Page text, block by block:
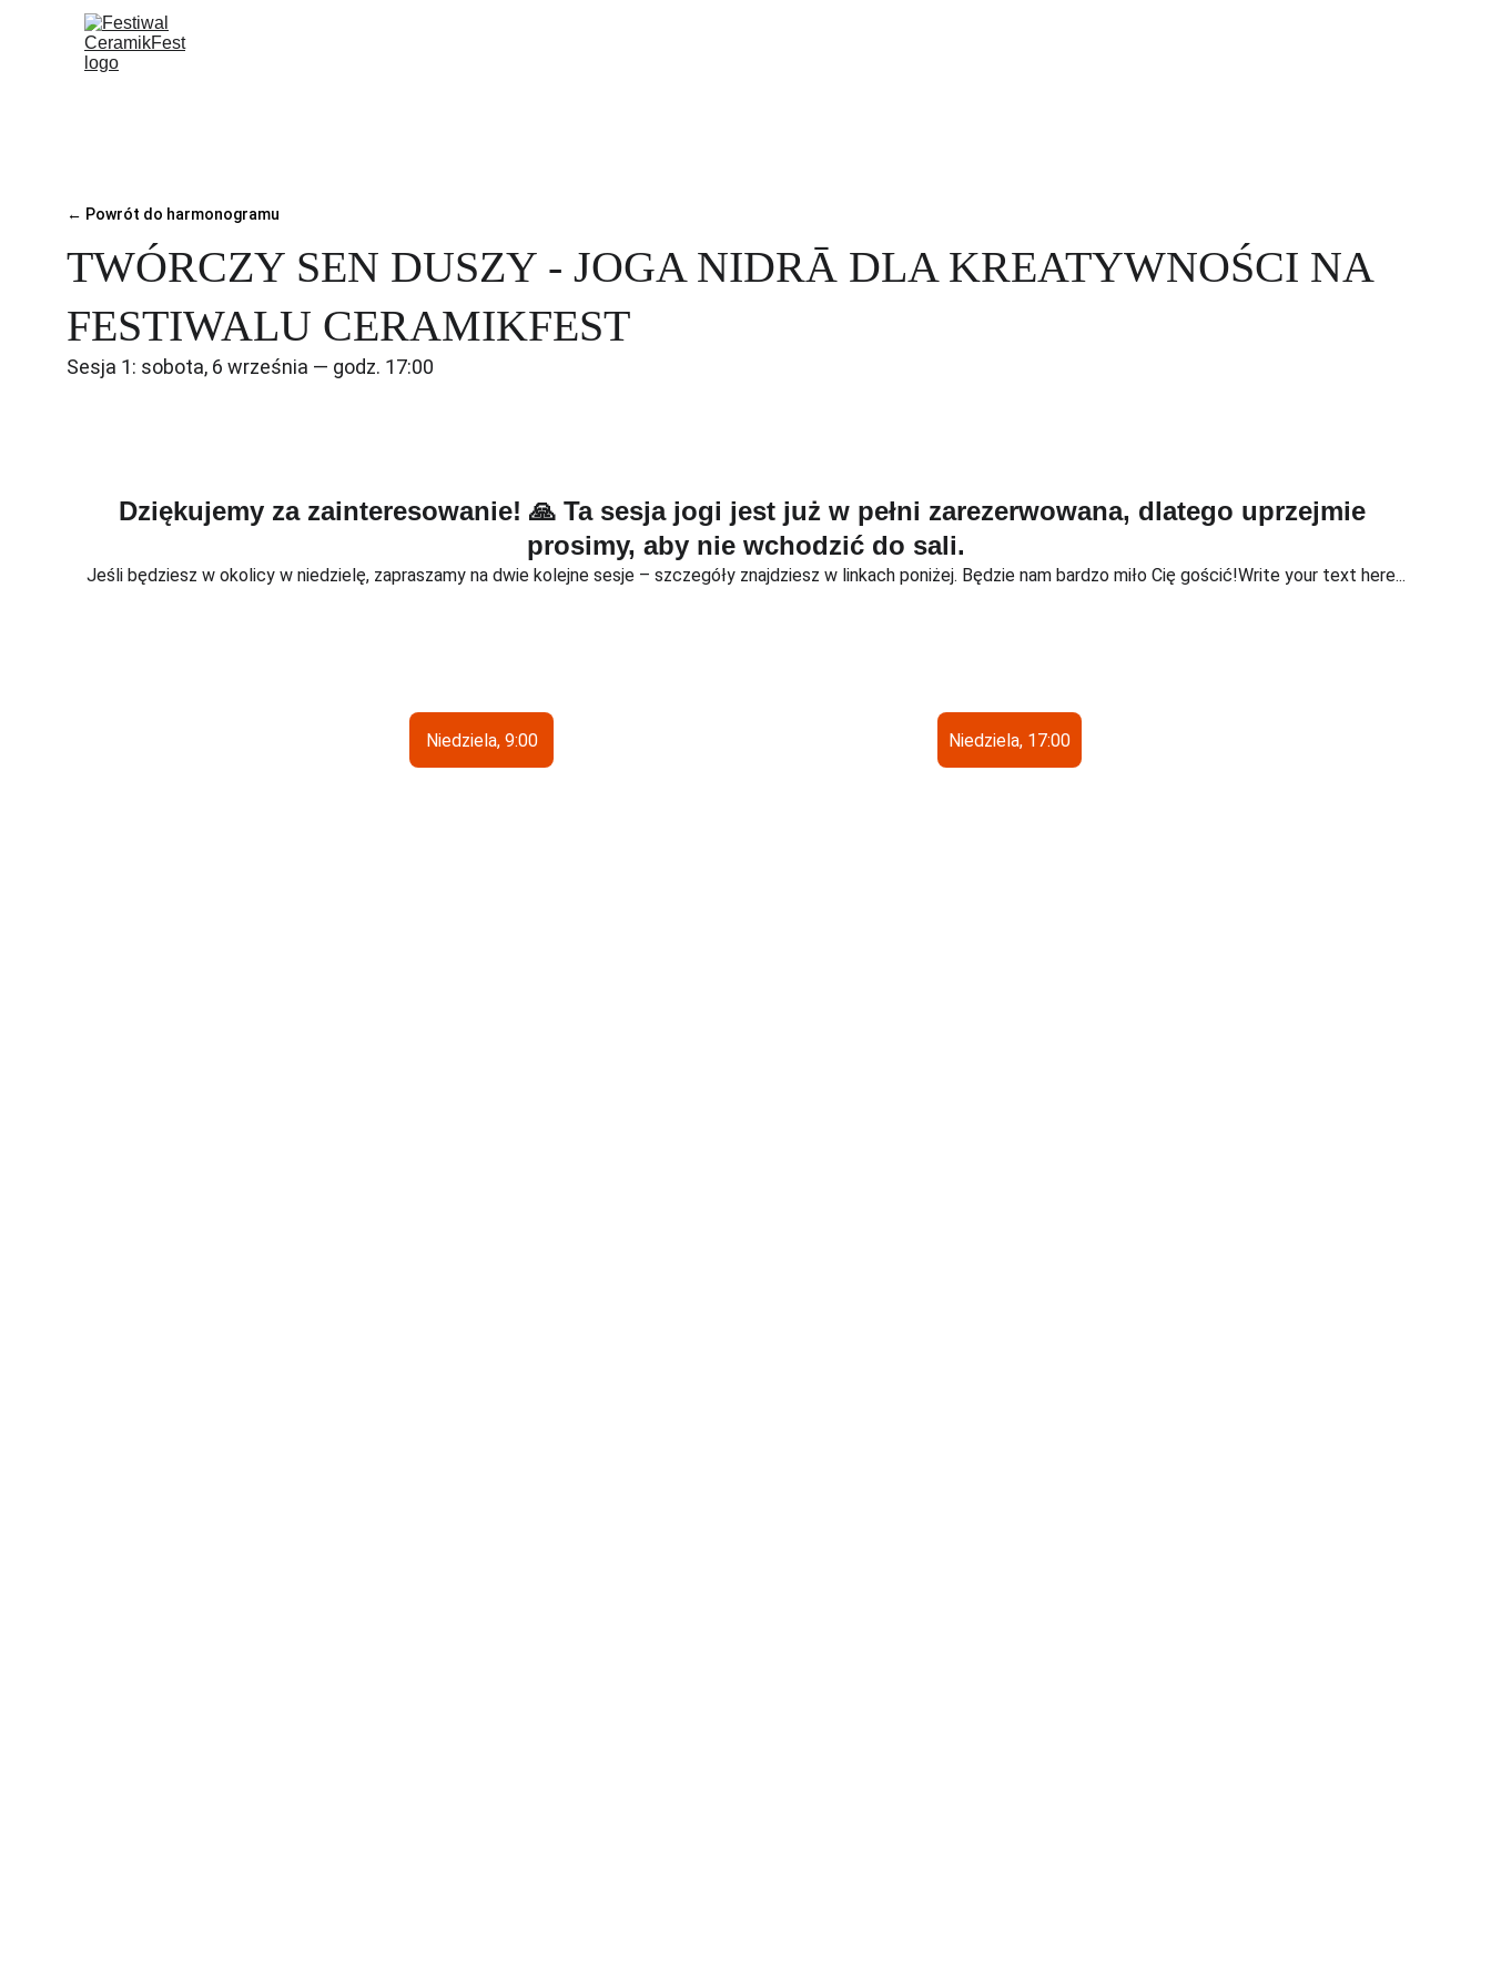
TWÓRCZY SEN DUSZY - JOGA NIDRĀ DLA KREATYWNOŚCI NA
FESTIWALU CERAMIKFEST
Sesja 1: sobota, 6 września — godz. 17:00
Dziękujemy za zainteresowanie! 🙏 Ta sesja jogi jest już w pełni zarezerwowana, dlatego uprzejmie
prosimy, aby nie wchodzić do sali.
Jeśli będziesz w okolicy w niedzielę, zapraszamy na dwie kolejne sesje – szczegóły znajdziesz w linkach poniżej. Będzie nam bardzo miło Cię gościć!Write your text here...
Niedziela, 9:00 Niedziela, 17:00
← Powrót do harmonogramu